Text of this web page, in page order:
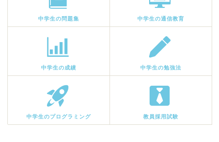
中学生の問題集 中学生の通信教育
中学生の成績 中学生の勉強法
中学生のプログラミング 教員採用試験